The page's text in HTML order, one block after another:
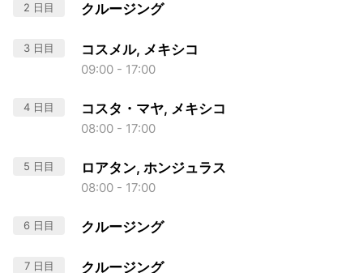
2 日目 クルージング
3 日目 コスメル, メキシコ
09:00 - 17:00
4 日目 コスタ・マヤ, メキシコ
08:00 - 17:00
5 日目 ロアタン, ホンジュラス
08:00 - 17:00
6 日目 クルージング
7 日目 クルージング